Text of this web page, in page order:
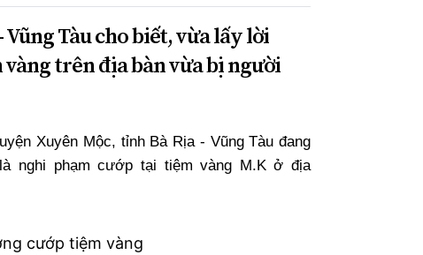
Vũng Tàu cho biết, vừa lấy lời
trên địa bàn vừa bị người
Xuyên Mộc, tỉnh Bà Rịa - Vũng Tàu đang
nghi phạm cướp tại tiệm vàng M.K ở địa
cướp tiệm vàng